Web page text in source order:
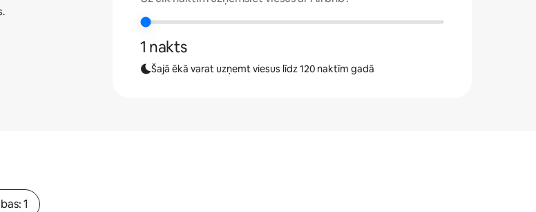
1 nakts
Šajā ēkā varat uzņemt viesus līdz 120 naktīm gadā
1